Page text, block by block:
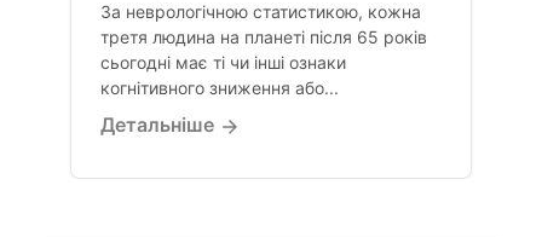
За неврологічною статистикою, кожна
третя людина на планеті після 65 років
сьогодні має ті чи інші ознаки
когнітивного зниження або...
Детальніше